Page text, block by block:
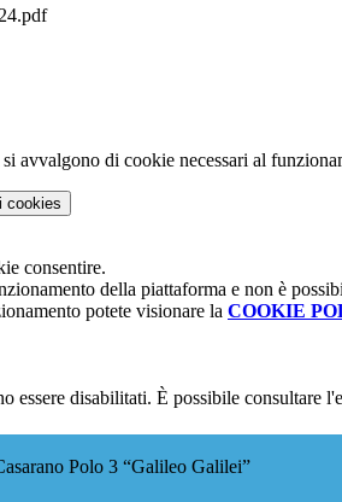
avvalgono di cookie necessari al
i cookies
consentire.
della piattaforma e non è
potete visionare la COOKIE
essere disabilitati. È possibile consultare
Polo 3 “Galileo Galilei”